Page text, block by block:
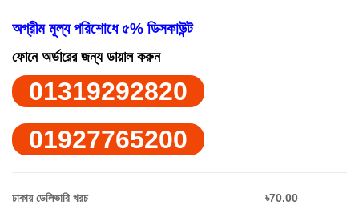
অগ্রীম মূল্য পরিশোধে ৫% ডিসকাউন্ট
ফোনে অর্ডারের জন্য ডায়াল করুন
01319292820
01927765200
ঢাকায় ডেলিভারি খরচ ৳70.00